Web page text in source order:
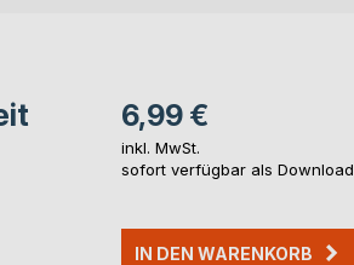
6,99 €
inkl. MwSt.
sofort verfügbar als Download
IN DEN WARENKORB